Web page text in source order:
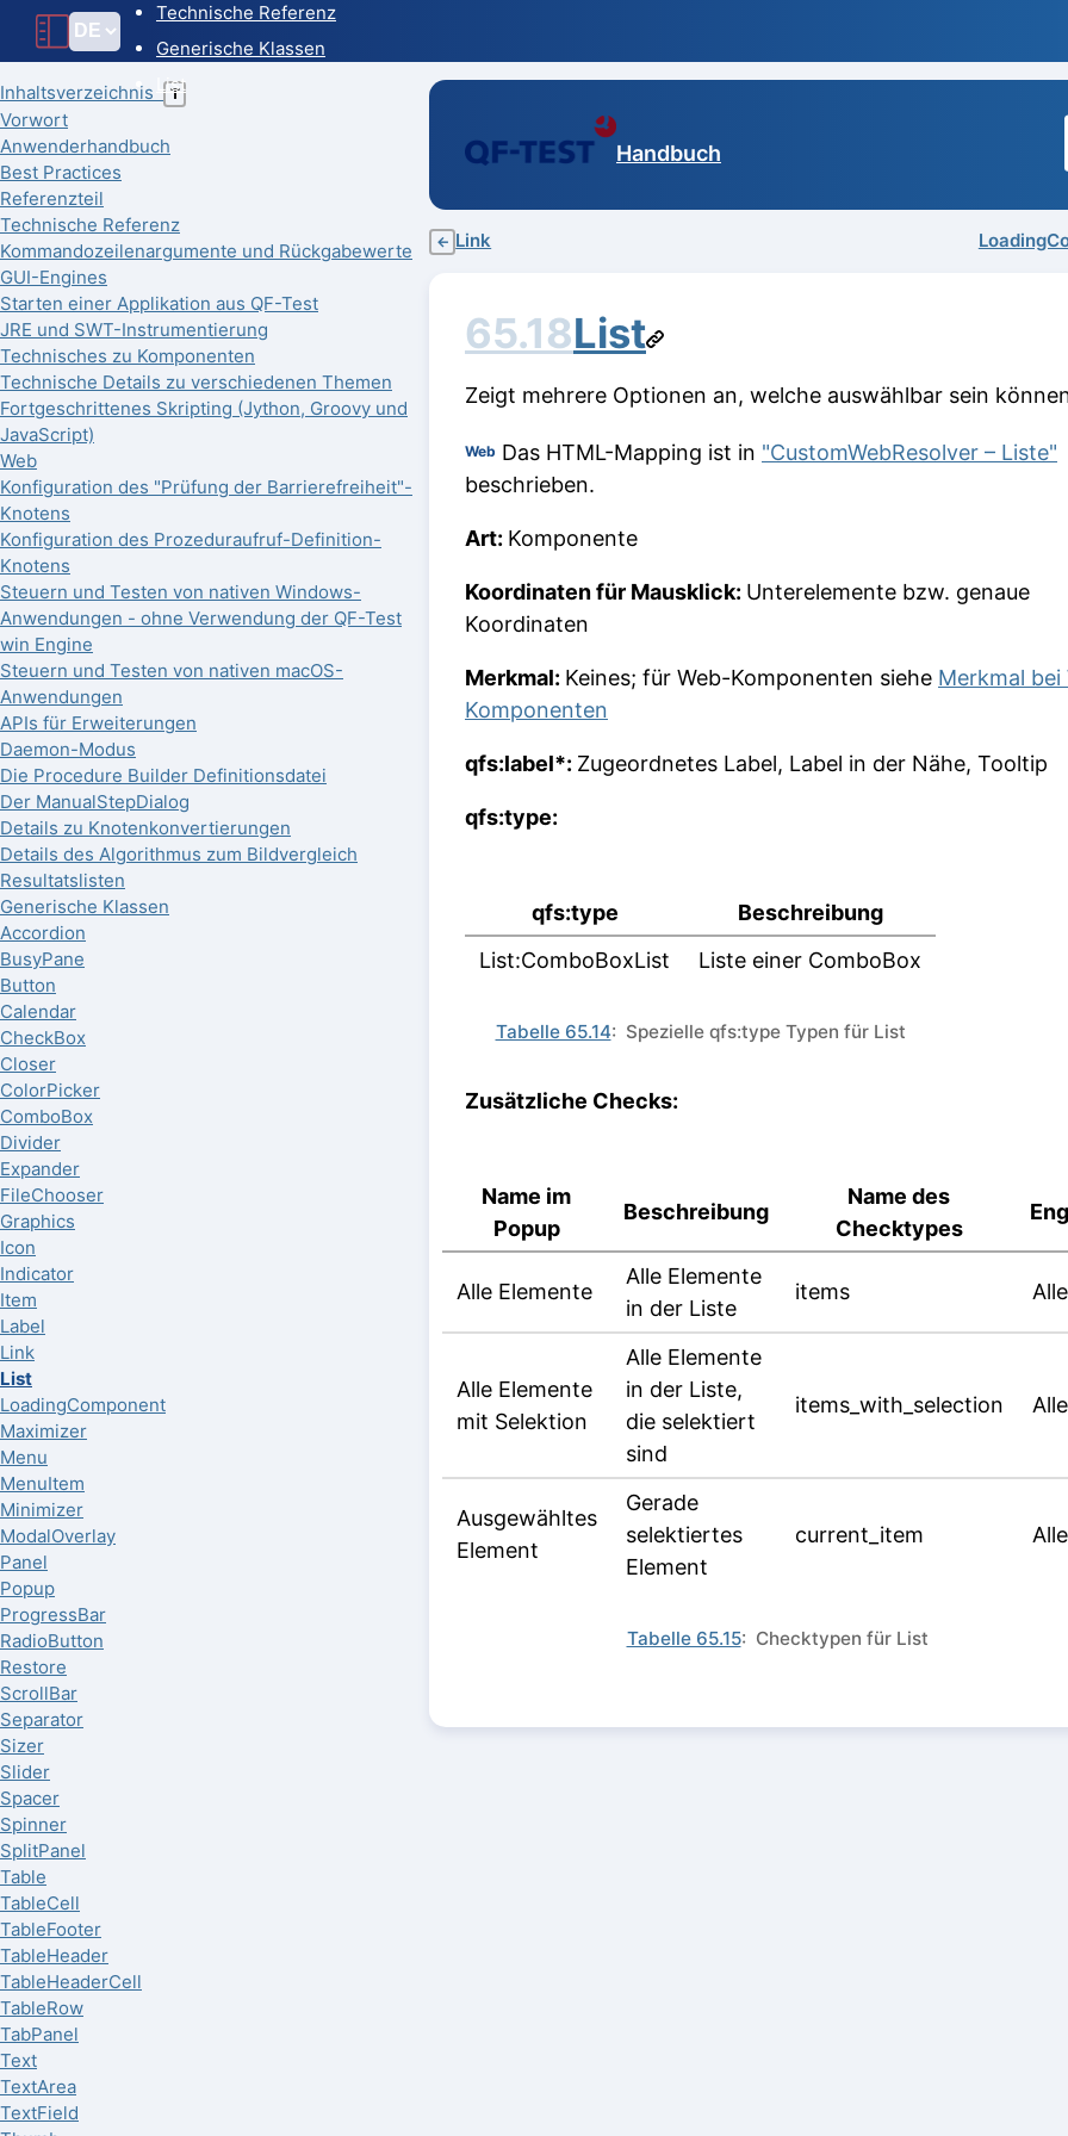
Technische Referenz
Generische Klassen
List
Handbuch
Inhaltsverzeichnis T
Vorwort
Anwenderhandbuch
Best Practices
Referenzteil
Technische Referenz
Kommandozeilenargumente und Rückgabewerte
GUI-Engines
Starten einer Applikation aus QF-Test
JRE und SWT-Instrumentierung
Technisches zu Komponenten
Technische Details zu verschiedenen Themen
Fortgeschrittenes Skripting (Jython, Groovy und
JavaScript)
Web
Konfiguration des "Prüfung der Barrierefreiheit"-
Knotens
Konfiguration des Prozeduraufruf-Definition-
Knotens
Steuern und Testen von nativen Windows-
Anwendungen - ohne Verwendung der QF-Test
win Engine
Steuern und Testen von nativen macOS-
Anwendungen
APIs für Erweiterungen
Daemon-Modus
Die Procedure Builder Definitionsdatei
Der ManualStepDialog
Details zu Knotenkonvertierungen
Details des Algorithmus zum Bildvergleich
Resultatslisten
Generische Klassen
Accordion
BusyPane
Button
Calendar
CheckBox
Closer
ColorPicker
ComboBox
Divider
Expander
FileChooser
Graphics
Icon
Indicator
Item
Label
Link
List
LoadingComponent
Maximizer
Menu
MenuItem
Minimizer
ModalOverlay
Panel
Popup
ProgressBar
RadioButton
Restore
ScrollBar
Separator
Sizer
Slider
Spacer
Spinner
SplitPanel
Table
TableCell
TableFooter
TableHeader
TableHeaderCell
TableRow
TabPanel
Text
TextArea
TextField
← Link
65.18List
Zeigt mehrere Optionen an, welche auswählbar sein
Web Das HTML-Mapping ist in "CustomWebResolver – Liste"
beschrieben.
Art: Komponente
Koordinaten für Mausklick: Unterelemente bzw. genaue
Koordinaten
Merkmal: Keines; für Web-Komponenten siehe Merkmal bei
Komponenten
qfs:label*: Zugeordnetes Label, Label in der Nähe, Tooltip
qfs:type:
qfs:type
Beschreibung
List:ComboBoxList
Liste einer ComboBox
Tabelle 65.14: Spezielle qfs:type Typen für List
Zusätzliche Checks:
Name im
Popup
Beschreibung
Name des
Checktypes
Alle Elemente
Alle Elemente
in der Liste
items Alle
Alle Elemente
mit Selektion
Alle Elemente
in der Liste,
die selektiert
sind
items_with_selection Alle
Ausgewähltes
Element
Gerade
selektiertes
Element
current_item Alle
Tabelle 65.15: Checktypen für List